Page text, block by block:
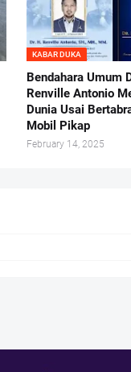
KABAR DUKA
Bendahara Umum
Renville Antonio
Dunia Usai
Mobil Pikap
February 14, 2025